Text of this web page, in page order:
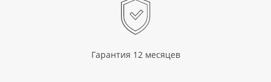
Гарантия 12 месяцев